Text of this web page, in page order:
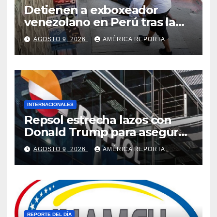
Detienen a exboxeador
venezolano en Perú tras la
muerte de mototaxista
durante una riña
AGOSTO 9, 2026 AMÉRICA REPORTA
INTERNACIONALES
Repsol estrecha lazos con
Donald Trump para asegurar
negocios en Venezuela
AGOSTO 9, 2026 AMÉRICA REPORTA
REPORTE DEL DÍA